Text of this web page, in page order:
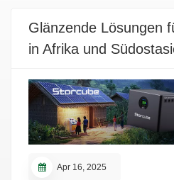
Glänzende Lösungen
in Afrika und
Apr 16, 2025